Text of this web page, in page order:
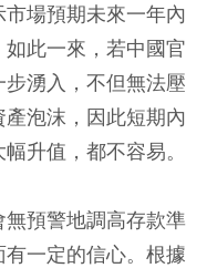
場預期未來一年內
此一來，若中國官
湧入，不但無法壓
泡沫，因此短期內
升值，都不容易。
預警地調高存款準
一定的信心。根據